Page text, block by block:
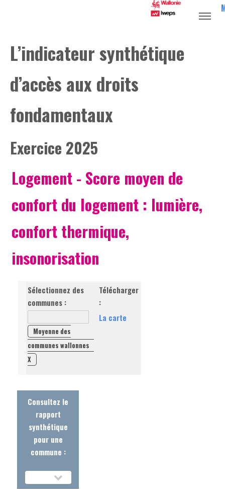
L’indicateur synthétique
d’accès aux droits
fondamentaux
Exercice 2025
Logement - Score moyen de
confort du logement : lumière,
confort thermique,
insonorisation
Sélectionnez des
communes :
Moyenne des
communes wallonnes
X
Télécharger
:
La carte
Consultez le
rapport
synthétique
pour une
commune :